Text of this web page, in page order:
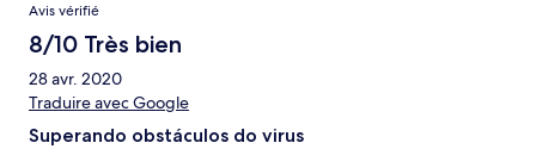
Avis vérifié
8/10 Très bien
28 avr. 2020
Traduire avec Google
Superando obstáculos do virus